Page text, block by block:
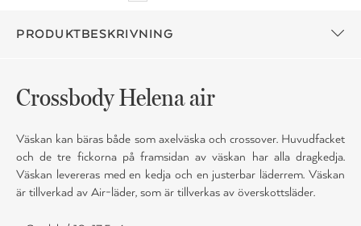
PRODUKTBESKRIVNING
Crossbody Helena air
Väskan kan bäras både som axelväska och crossover. Huvudfacket
och de tre fickorna på framsidan av väskan har alla dragkedja.
Väskan levereras med en kedja och en justerbar läderrem. Väskan
är tillverkad av Air-läder, som är tillverkas av överskottsläder.